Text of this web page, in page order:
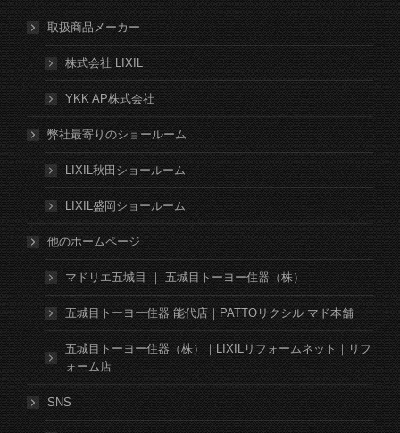
取扱商品メーカー
株式会社 LIXIL
YKK AP株式会社
弊社最寄りのショールーム
LIXIL秋田ショールーム
LIXIL盛岡ショールーム
他のホームページ
マドリエ五城目 ｜ 五城目トーヨー住器（株）
五城目トーヨー住器 能代店｜PATTOリクシル マド本舗
五城目トーヨー住器（株）｜LIXILリフォームネット｜リフ
ォーム店
SNS